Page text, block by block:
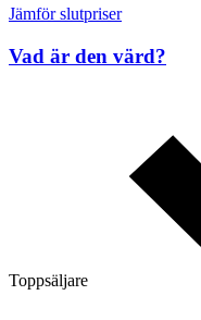
Toppsäljare
Jämför slutpriser
Vad är den värd?